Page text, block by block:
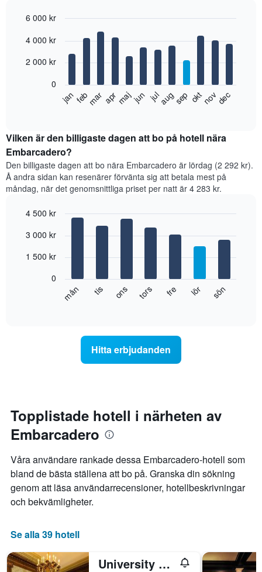
chart
12
bars.
Diagrammet
rumspriset
månad
för
månad.
Diagrammet
har
X-
som
månaderna.
graphic.
janfebmaraprmajjun julaugsep oktnovdec
0
2 000 kr
4 000 kr
6 000 kr
Vilken är den billigaste dagen att bo på hotell nära
Embarcadero?
Den billigaste dagen att bo nära Embarcadero är lördag (2 292 kr).
Å andra sidan kan resenärer förvänta sig att betala mest på
måndag, när det genomsnittliga priset per natt är 4 283 kr.
chart
axel
som
visar
veckodagarna.
Diagrammet
har
1
Y-
axel
visar
genomsnittliga
rumspriset.
graphic.
mån tis ons tors fre lör sön
0
1 500 kr
3 000 kr
4 500 kr
Hitta erbjudanden
Topplistade hotell i närheten av
Embarcadero
Våra användare rankade dessa Embarcadero-hotell som
bland de bästa ställena att bo på. Granska din sökning
genom att läsa användarrecensioner, hotellbeskrivningar
och bekvämligheter.
Se alla 39 hotell
University Club of San Francisco